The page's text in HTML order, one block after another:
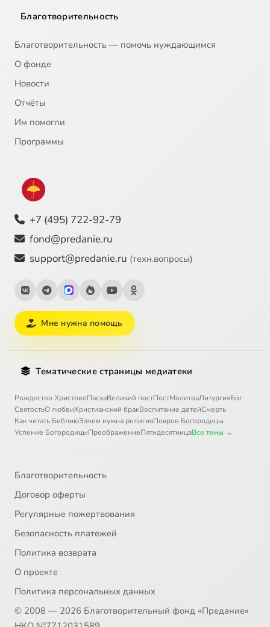
Благотворительность
Благотворительность — помочь нуждающимся
О фонде
Новости
Отчёты
Им помогли
Программы
+7 (495) 722-92-79
fond@predanie.ru
support@predanie.ru (техн.вопросы)
Мне нужна помощь
Тематические страницы медиатеки
Рождество ХристовоПасхаВеликий постПостМолитваЛитургияБог
СвятостьО любвиХристианский бракВоспитание детейСмерть
Как читать БиблиюЗачем нужна религияПокров Богородицы
Успение БогородицыПреображениеПятидесятницаВсе темы →
Благотворительность
Договор оферты
Регулярные пожертвования
Безопасность платежей
Политика возврата
О проекте
Политика персональных данных
© 2008 — 2026 Благотворительный фонд «Предание»